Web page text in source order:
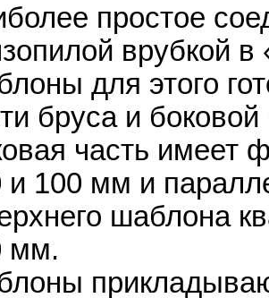
простое
врубкой в
для этого
бруса и боковой
часть имеет
и 100 мм и
шаблона
мм.